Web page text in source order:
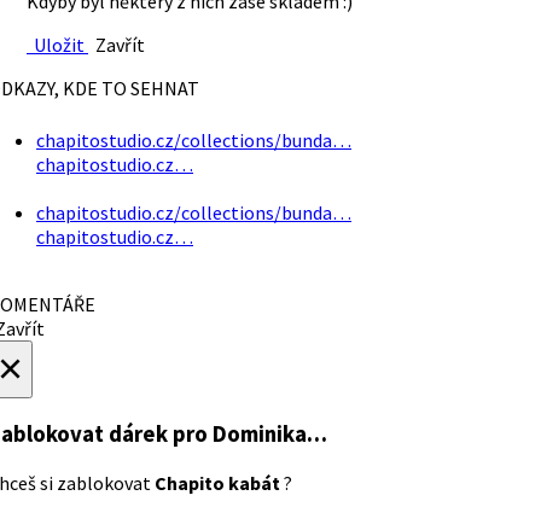
Uložit Zavřít
KDE TO SEHNAT
chapitostudio.cz/collections/bunda…
chapitostudio.cz…
chapitostudio.cz/collections/bunda…
chapitostudio.cz…
dárek pro Dominika…
si zablokovat Chapito kabát ?